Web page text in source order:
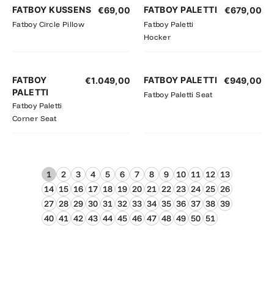
FATBOY KUSSENS
Fatboy Circle Pillow
€69,00 FATBOY PALETTI
Fatboy Paletti
Hocker
€679,00
FATBOY
PALETTI
Fatboy Paletti
Corner Seat
€1.049,00 FATBOY PALETTI
Fatboy Paletti Seat
€949,00
1 2 3 4 5 6 7 8 9 10 11 12 13
14 15 16 17 18 19 20 21 22 23 24 25 26
27 28 29 30 31 32 33 34 35 36 37 38 39
40 41 42 43 44 45 46 47 48 49 50 51